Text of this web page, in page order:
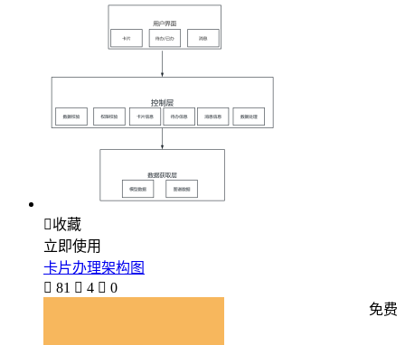
收藏
立即使用
卡片办理架构图
 81  4  0
免费